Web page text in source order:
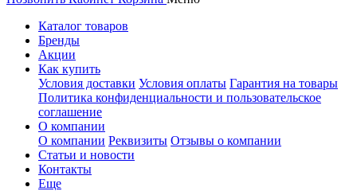
Каталог товаров
Бренды
Акции
Как купить
Условия доставки Условия оплаты Гарантия на товары
Политика конфиденциальности и пользовательское
соглашение
О компании
О компании Реквизиты Отзывы о компании
Статьи и новости
Контакты
Еще